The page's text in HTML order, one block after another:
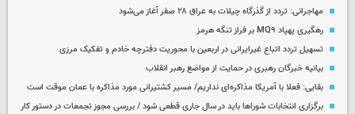
مهاجرانی: تردد از گذرگاه چیلات به عراق ۲۸ صفر آغاز می‌شود
رهگیری پهپاد MQ۹ بر فراز تنگه هرمز
تسهیل تردد اتباع غیرایرانی در اربعین با محوریت دفترچه خادم و تفکیک مرزی
بیانیه خبرگان رهبری در حمایت از مواضع رهبر انقلاب
بقایی: فعلا با آمریکا مذاکره‌ای نداریم/ مسیر کشتیرانی مورد مذاکره با عمان موقت است
برگزاری انتخابات شوراها باید در سال جاری قطعی شود / بررسی مجوز تجمعات در دستور کار